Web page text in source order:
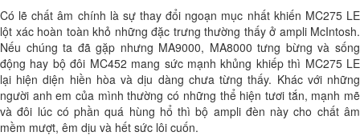
Có lẽ chất âm chính là sự thay đổi ngoạn mục nhất khiến MC275 LE
lột xác hoàn toàn khỏ những đặc trưng thường thấy ở ampli McIntosh.
Nếu chúng ta đã gặp nhưng MA9000, MA8000 tưng bừng và sống
động hay bộ đôi MC452 mang sức mạnh khủng khiếp thì MC275 LE
lại hiện diện hiền hòa và dịu dàng chưa từng thấy. Khác với những
người anh em của mình thường có những thể hiện tươi tắn, mạnh mẽ
và đôi lúc có phần quá hùng hổ thì bộ ampli đèn này cho chất âm
mềm mượt, êm dịu và hết sức lôi cuốn.